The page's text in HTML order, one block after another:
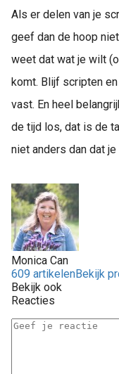
Als er delen van je
geef dan de hoop
weet dat wat je wilt
komt. Blijf scripten
vast. En heel
de tijd los, dat is de
niet anders dan dat
Monica Can
609 artikelenBekijk
Bekijk ook
Reacties